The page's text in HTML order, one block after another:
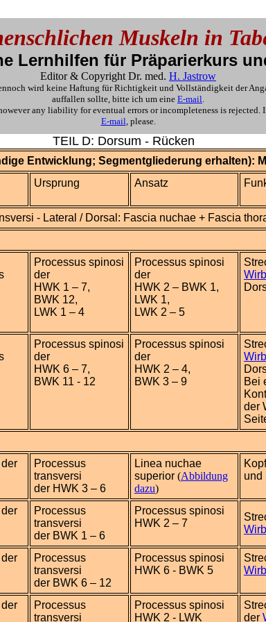
Muskeln in
Lernhilfen für Präparierkurs
Editor & Copyright Dr. med. H. Jastrow
wird keine Haftung für Richtigkeit und Vollständigkeit der
auffallen sollte, bitte ich um eine E-mail.
any liability for eventual errors or incompleteness is rejected.
E-mail, please.
TEIL D: Dorsum - Rücken
Entwicklung; Segmentgliederung erhalten):
Ursprung Ansatz
- Lateral / Dorsal: Fascia nuchae + Fascia
Processus spinosi
der
HWK 1 – 7,
BWK 12,
LWK 1 – 4
Processus spinosi
der
HWK 2 – BWK 1,
LWK 1,
LWK 2 – 5
Processus spinosi
der
HWK 6 – 7,
BWK 11 - 12
Processus spinosi
der
HWK 2 – 4,
BWK 3 – 9
Bei
der
Processus
transversi
der HWK 3 – 6
Linea nuchae
superior (Abbildung
dazu)
und
Processus
transversi
der BWK 1 – 6
Processus spinosi
HWK 2 – 7
Processus
transversi
der BWK 6 – 12
Processus spinosi
HWK 6 - BWK 5
Processus
transversi
Processus spinosi
HWK 2 - LWK
der